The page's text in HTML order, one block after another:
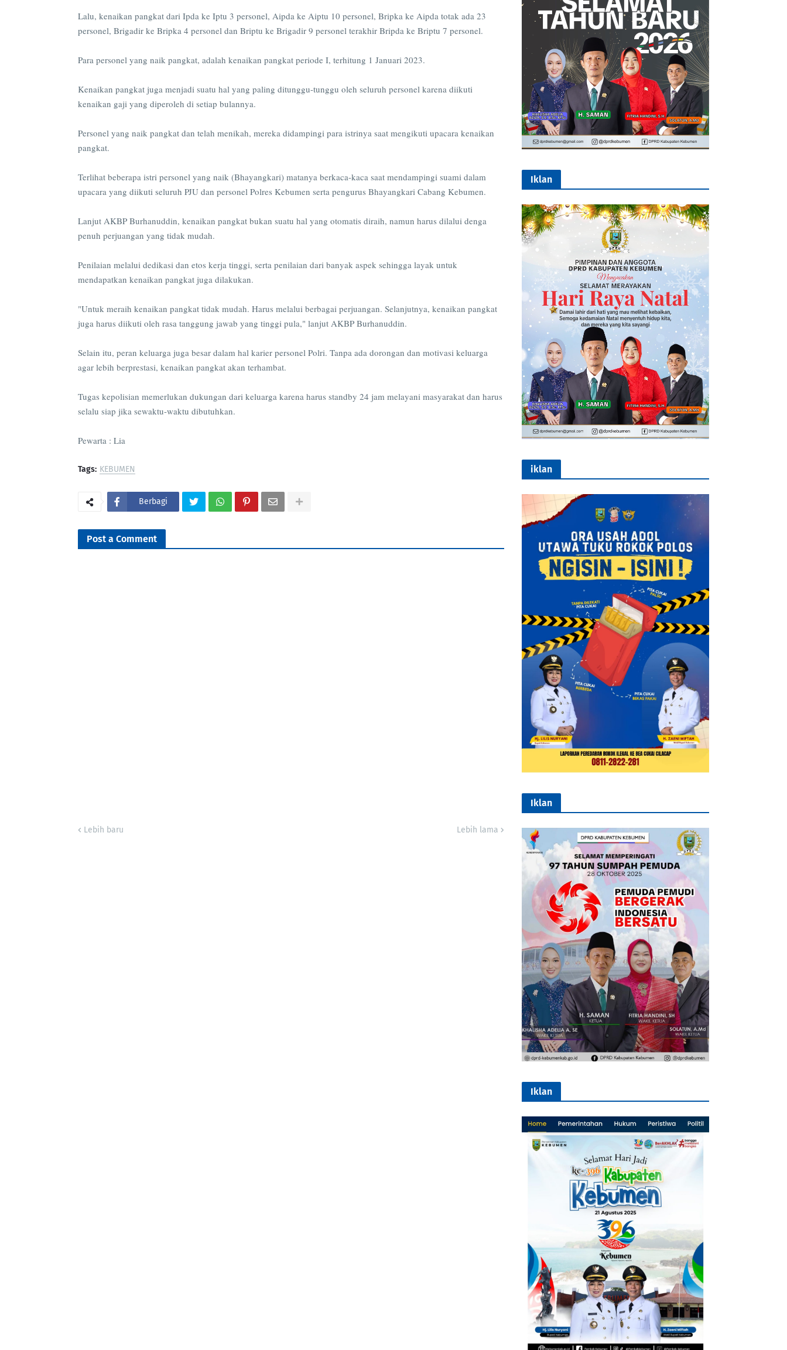
Lalu, kenaikan pangkat dari Ipda ke Iptu 3 personel, Aipda ke Aiptu 10 personel, Bripka ke Aipda totak ada 23
personel, Brigadir ke Bripka 4 personel dan Briptu ke Brigadir 9 personel terakhir Bripda ke Briptu 7 personel.
Para personel yang naik pangkat, adalah kenaikan pangkat periode I, terhitung 1 Januari 2023.
Kenaikan pangkat juga menjadi suatu hal yang paling ditunggu-tunggu oleh seluruh personel karena diikuti
kenaikan gaji yang diperoleh di setiap bulannya.
Personel yang naik pangkat dan telah menikah, mereka didampingi para istrinya saat mengikuti upacara kenaikan
pangkat.
Terlihat beberapa istri personel yang naik (Bhayangkari) matanya berkaca-kaca saat mendampingi suami dalam
upacara yang diikuti seluruh PJU dan personel Polres Kebumen serta pengurus Bhayangkari Cabang Kebumen.
Lanjut AKBP Burhanuddin, kenaikan pangkat bukan suatu hal yang otomatis diraih, namun harus dilalui denga
penuh perjuangan yang tidak mudah.
Penilaian melalui dedikasi dan etos kerja tinggi, serta penilaian dari banyak aspek sehingga layak untuk
mendapatkan kenaikan pangkat juga dilakukan.
"Untuk meraih kenaikan pangkat tidak mudah. Harus melalui berbagai perjuangan. Selanjutnya, kenaikan pangkat
juga harus diikuti oleh rasa tanggung jawab yang tinggi pula," lanjut AKBP Burhanuddin.
Selain itu, peran keluarga juga besar dalam hal karier personel Polri. Tanpa ada dorongan dan motivasi keluarga
agar lebih berprestasi, kenaikan pangkat akan terhambat.
Tugas kepolisian memerlukan dukungan dari keluarga karena harus standby 24 jam melayani masyarakat dan harus
selalu siap jika sewaktu-waktu dibutuhkan.
Pewarta : Lia
Tags: KEBUMEN
Berbagi
Post a Comment
Lebih baru Lebih lama
Iklan
iklan
Iklan
Iklan